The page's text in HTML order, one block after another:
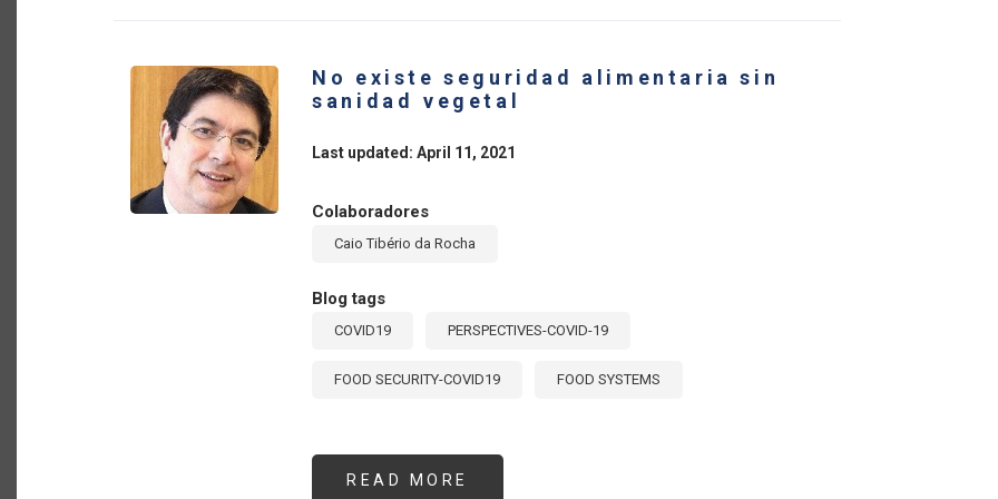
LOS
ORGANISMOS
INTERNACIONALES
No existe seguridad alimentaria sin
sanidad vegetal
Last updated: April 11, 2021
Colaboradores
Caio Tibério da Rocha
Blog tags
COVID19 PERSPECTIVES-COVID-19
FOOD SECURITY-COVID19 FOOD SYSTEMS
READ MORE